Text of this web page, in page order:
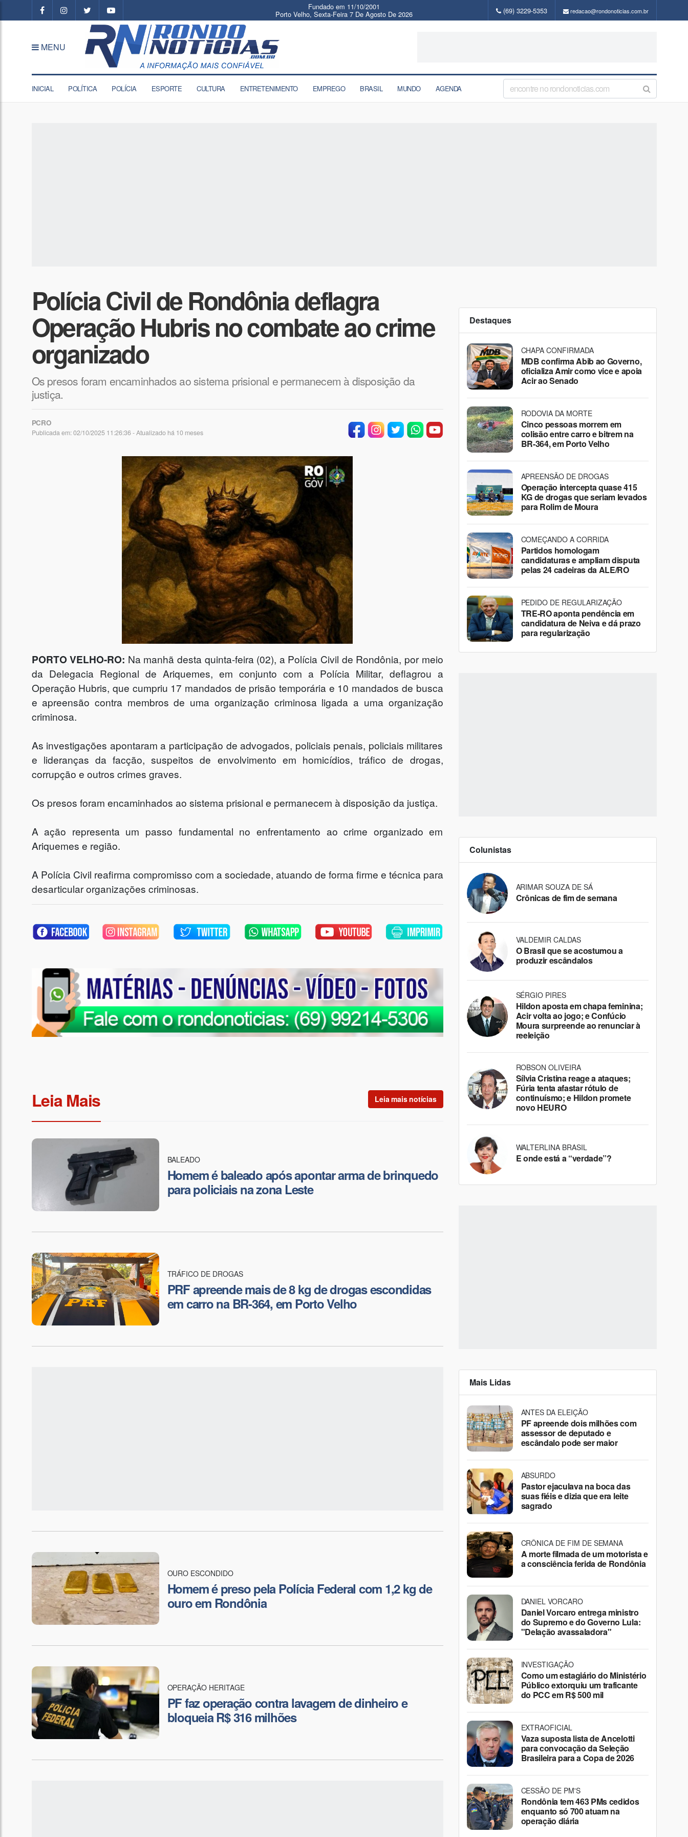
Fundado em 11/10/2001
Porto Velho, Sexta-Feira 7 De Agosto De 2026 (69) 3229-5353 redacao@rondonoticias.com.br
MENU
INICIAL POLÍTICA POLÍCIA ESPORTE CULTURA ENTRETENIMENTO EMPREGO BRASIL MUNDO AGENDA
Polícia Civil de Rondônia deflagra
Operação Hubris no combate ao crime
organizado
Os presos foram encaminhados ao sistema prisional e permanecem à disposição da
justiça.
PCRO
Publicada em: 02/10/2025 11:26:36 - Atualizado há 10 meses
PORTO VELHO-RO: Na manhã desta quinta-feira (02), a Polícia Civil de Rondônia, por meio
da Delegacia Regional de Ariquemes, em conjunto com a Polícia Militar, deflagrou a
Operação Hubris, que cumpriu 17 mandados de prisão temporária e 10 mandados de busca
e apreensão contra membros de uma organização criminosa ligada a uma organização
criminosa.
As investigações apontaram a participação de advogados, policiais penais, policiais militares
e lideranças da facção, suspeitos de envolvimento em homicídios, tráfico de drogas,
corrupção e outros crimes graves.
Os presos foram encaminhados ao sistema prisional e permanecem à disposição da justiça.
A ação representa um passo fundamental no enfrentamento ao crime organizado em
Ariquemes e região.
A Polícia Civil reafirma compromisso com a sociedade, atuando de forma firme e técnica para
desarticular organizações criminosas.
Leia Mais Leia mais notícias
BALEADO
Homem é baleado após apontar arma de brinquedo
para policiais na zona Leste
TRÁFICO DE DROGAS
PRF apreende mais de 8 kg de drogas escondidas
em carro na BR-364, em Porto Velho
OURO ESCONDIDO
Homem é preso pela Polícia Federal com 1,2 kg de
ouro em Rondônia
OPERAÇÃO HERITAGE
PF faz operação contra lavagem de dinheiro e
bloqueia R$ 316 milhões
Destaques
CHAPA CONFIRMADA
MDB confirma Abib ao Governo,
oficializa Amir como vice e apoia
Acir ao Senado
RODOVIA DA MORTE
Cinco pessoas morrem em
colisão entre carro e bitrem na
BR-364, em Porto Velho
APREENSÃO DE DROGAS
Operação intercepta quase 415
KG de drogas que seriam levados
para Rolim de Moura
COMEÇANDO A CORRIDA
Partidos homologam
candidaturas e ampliam disputa
pelas 24 cadeiras da ALE/RO
PEDIDO DE REGULARIZAÇÃO
TRE-RO aponta pendência em
candidatura de Neiva e dá prazo
para regularização
Colunistas
ARIMAR SOUZA DE SÁ
Crônicas de fim de semana
VALDEMIR CALDAS
O Brasil que se acostumou a
produzir escândalos
SÉRGIO PIRES
Hildon aposta em chapa feminina;
Acir volta ao jogo; e Confúcio
Moura surpreende ao renunciar à
reeleição
ROBSON OLIVEIRA
Sílvia Cristina reage a ataques;
Fúria tenta afastar rótulo de
continuísmo; e Hildon promete
novo HEURO
WALTERLINA BRASIL
E onde está a “verdade”?
Mais Lidas
ANTES DA ELEIÇÃO
PF apreende dois milhões com
assessor de deputado e
escândalo pode ser maior
ABSURDO
Pastor ejaculava na boca das
suas fiéis e dizia que era leite
sagrado
CRÔNICA DE FIM DE SEMANA
A morte filmada de um motorista e
a consciência ferida de Rondônia
DANIEL VORCARO
Daniel Vorcaro entrega ministro
do Supremo e do Governo Lula:
"Delação avassaladora"
INVESTIGAÇÃO
Como um estagiário do Ministério
Público extorquiu um traficante
do PCC em R$ 500 mil
EXTRAOFICIAL
Vaza suposta lista de Ancelotti
para convocação da Seleção
Brasileira para a Copa de 2026
CESSÃO DE PM'S
Rondônia tem 463 PMs cedidos
enquanto só 700 atuam na
operação diária